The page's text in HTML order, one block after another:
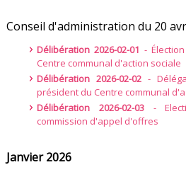
Conseil d'administration du 20
Délibération 2026-02-01 -
Centre communal d'action sociale
Délibération 2026-02-02 -
président du Centre communal
Délibération 2026-02-03 -
commission d'appel d'offres
Janvier 2026